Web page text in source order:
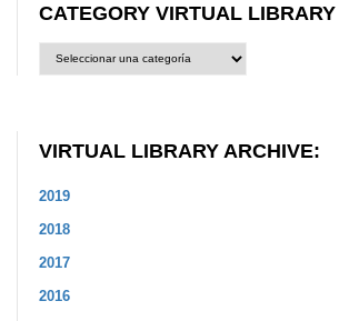
CATEGORY VIRTUAL LIBRARY
VIRTUAL
VIRTUAL LIBRARY ARCHIVE:
2019
2018
2017
2016